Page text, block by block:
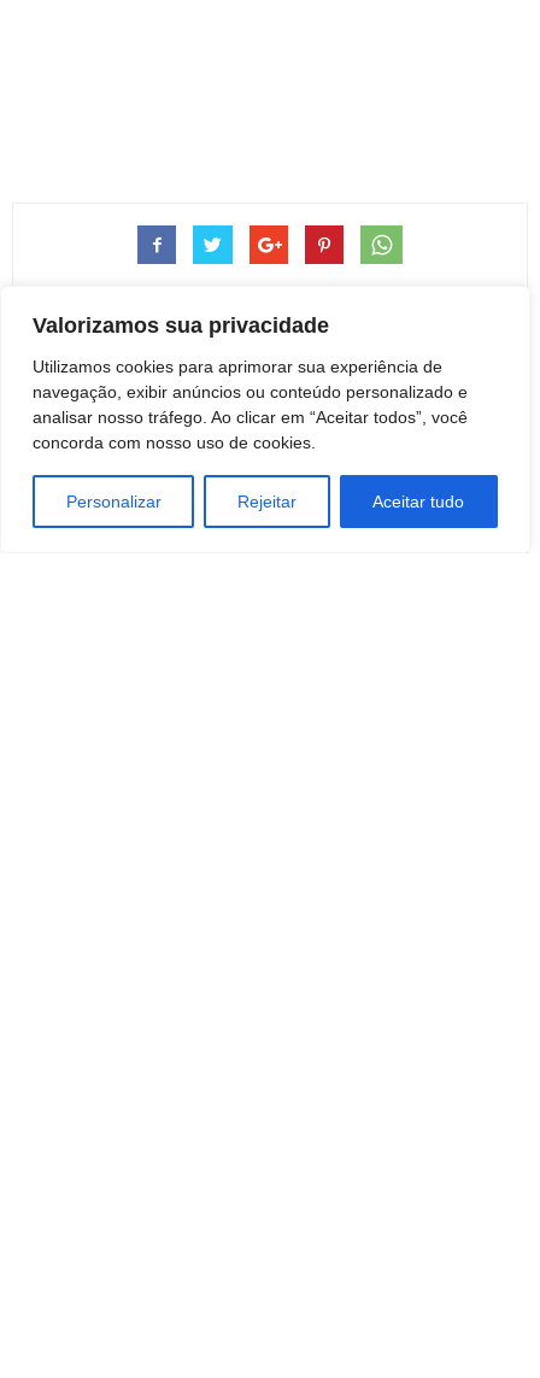
Valorizamos sua privacidade
Utilizamos cookies para aprimorar sua experiência de
navegação, exibir anúncios ou conteúdo personalizado e
analisar nosso tráfego. Ao clicar em “Aceitar todos”, você
concorda com nosso uso de cookies.
Personalizar Rejeitar Aceitar tudo
Artigo anterior
Botucatu: Homem é localizado
e espingarda é apreendida após
disparos contra um gato
Próximo artigo
Botucatu: Bombeiros procuram
por mulher após queda no Rio
Tietê, em Rodovia